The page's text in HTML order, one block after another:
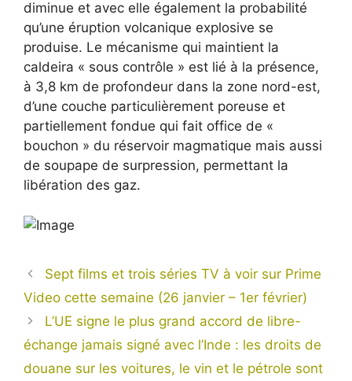
diminue et avec elle également la probabilité
qu’une éruption volcanique explosive se
produise. Le mécanisme qui maintient la
caldeira « sous contrôle » est lié à la présence,
à 3,8 km de profondeur dans la zone nord-est,
d’une couche particulièrement poreuse et
partiellement fondue qui fait office de «
bouchon » du réservoir magmatique mais aussi
de soupape de surpression, permettant la
libération des gaz.
Sept films et trois séries TV à voir sur Prime
Video cette semaine (26 janvier – 1er février)
L’UE signe le plus grand accord de libre-
échange jamais signé avec l’Inde : les droits de
douane sur les voitures, le vin et le pétrole sont